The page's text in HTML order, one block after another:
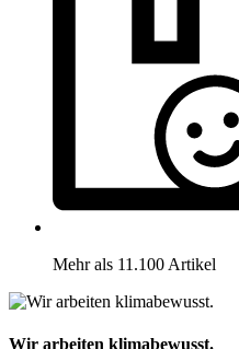
Mehr als 11.100 Artikel
Wir arbeiten klimabewusst.